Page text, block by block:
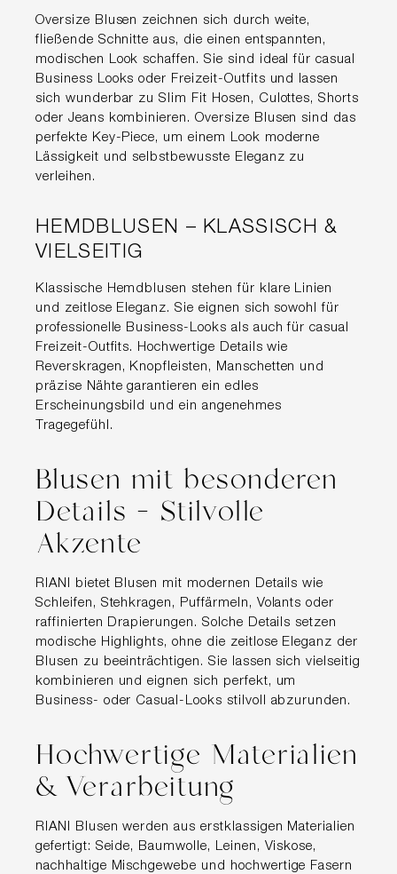
Oversize Blusen zeichnen sich durch weite,
fließende Schnitte aus, die einen entspannten,
modischen Look schaffen. Sie sind ideal für casual
Business Looks oder Freizeit-Outfits und lassen
sich wunderbar zu Slim Fit Hosen, Culottes, Shorts
oder Jeans kombinieren. Oversize Blusen sind das
perfekte Key-Piece, um einem Look moderne
Lässigkeit und selbstbewusste Eleganz zu
verleihen.
HEMDBLUSEN – KLASSISCH &
VIELSEITIG
Klassische Hemdblusen stehen für klare Linien
und zeitlose Eleganz. Sie eignen sich sowohl für
professionelle Business-Looks als auch für casual
Freizeit-Outfits. Hochwertige Details wie
Reverskragen, Knopfleisten, Manschetten und
präzise Nähte garantieren ein edles
Erscheinungsbild und ein angenehmes
Tragegefühl.
Blusen mit besonderen
Details – Stilvolle
Akzente
RIANI bietet Blusen mit modernen Details wie
Schleifen, Stehkragen, Puffärmeln, Volants oder
raffinierten Drapierungen. Solche Details setzen
modische Highlights, ohne die zeitlose Eleganz der
Blusen zu beeinträchtigen. Sie lassen sich vielseitig
kombinieren und eignen sich perfekt, um
Business- oder Casual-Looks stilvoll abzurunden.
Hochwertige Materialien
& Verarbeitung
RIANI Blusen werden aus erstklassigen Materialien
gefertigt: Seide, Baumwolle, Leinen, Viskose,
nachhaltige Mischgewebe und hochwertige Fasern